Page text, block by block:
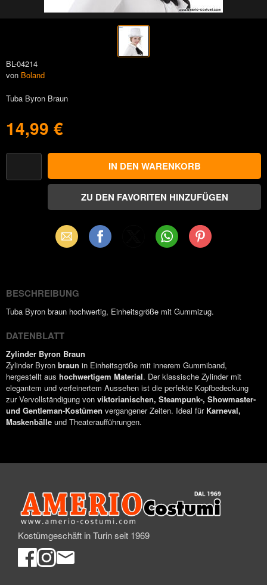
BL-04214
von Boland
Tuba Byron Braun
14,99 €
Email Facebook WhatsAppPinterest
BESCHREIBUNG
Tuba Byron braun hochwertig, Einheitsgröße mit Gummizug.
DATENBLATT
Zylinder Byron Braun
Zylinder Byron braun in Einheitsgröße mit innerem Gummiband,
hergestellt aus hochwertigem Material. Der klassische Zylinder mit
elegantem und verfeinertem Aussehen ist die perfekte Kopfbedeckung
zur Vervollständigung von viktorianischen, Steampunk-, Showmaster-
und Gentleman-Kostümen vergangener Zeiten. Ideal für Karneval,
Maskenbälle und Theateraufführungen.
Kostümgeschäft in Turin seit 1969